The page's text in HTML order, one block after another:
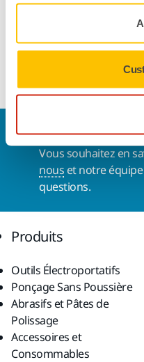
en dehors de cette
Nous contacter
Vous souhaitez en
nous et notre
questions.
Produits
Outils Électroportatifs
Ponçage Sans Poussière
Abrasifs et Pâtes de
Polissage
Accessoires et
Consommables